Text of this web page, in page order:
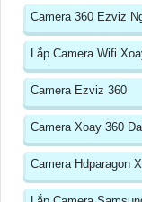
Camera 360 Ezviz
Lắp Camera Wifi
Camera Ezviz 360
Camera Xoay 360
Camera Hdparagon